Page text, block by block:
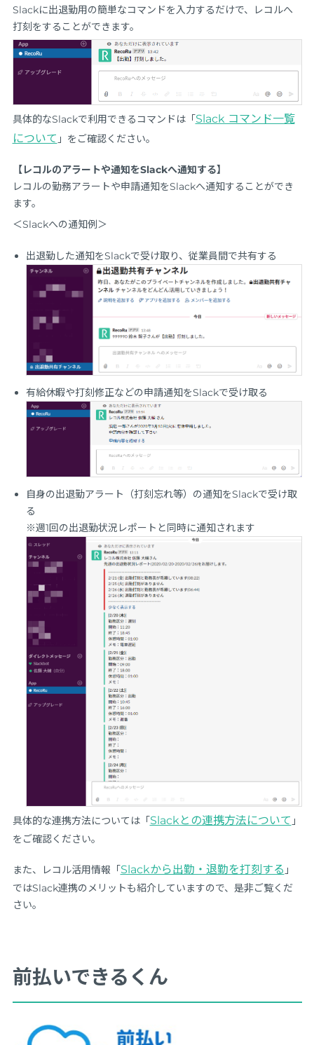
Slackに出退勤用の簡単なコマンドを入力するだけで、レコルへ
打刻をすることができます。
具体的なSlackで利用できるコマンドは「Slack コマンド一覧
について 」をご確認ください。
【レコルのアラートや通知をSlackへ通知する】
レコルの勤務アラートや申請通知をSlackへ通知することができ
ます。
＜Slackへの通知例＞
出退勤した通知をSlackで受け取り、従業員間で共有する
有給休暇や打刻修正などの申請通知をSlackで受け取る
自身の出退勤アラート（打刻忘れ等）の通知をSlackで受け取
る
※週1回の出退勤状況レポートと同時に通知されます
具体的な連携方法については「Slackとの連携方法について 」
をご確認ください。
また、レコル活用情報「Slackから出勤・退勤を打刻する 」
ではSlack連携のメリットも紹介していますので、是非ご覧くだ
さい。
前払いできるくん